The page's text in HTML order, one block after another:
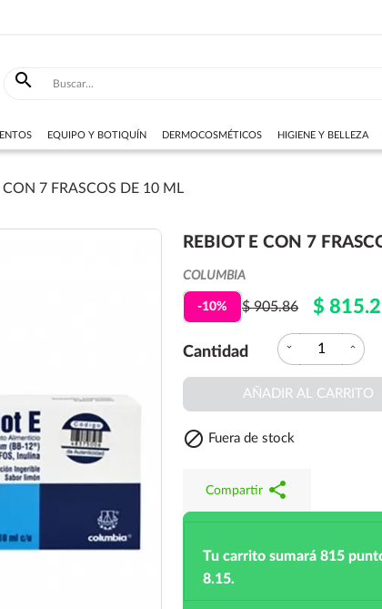

EQUIPO Y BOTIQUÍN DERMOCOSMÉTICOS HIGIENE Y BELLEZA
CON 7 FRASCOS DE 10 ML
REBIOT E CON 7
COLUMBIA
-10% $ 905.86 $
Cantidad expand_more expand_less
AÑADIR AL CARRITO
 Fuera de stock
Compartir share
Tu carrito sumará 815
8.15.